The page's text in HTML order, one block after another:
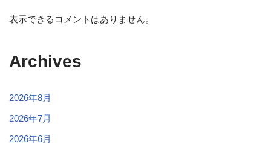
表示できるコメントはありません。
Archives
2026年8月
2026年7月
2026年6月